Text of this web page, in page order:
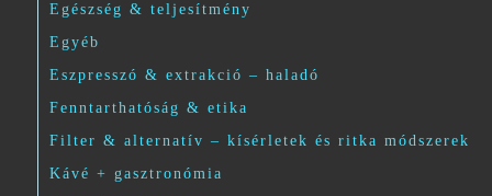
Egészség & teljesítmény
Egyéb
Eszpresszó & extrakció – haladó
Fenntarthatóság & etika
Filter & alternatív – kísérletek és ritka módszerek
Kávé + gasztronómia